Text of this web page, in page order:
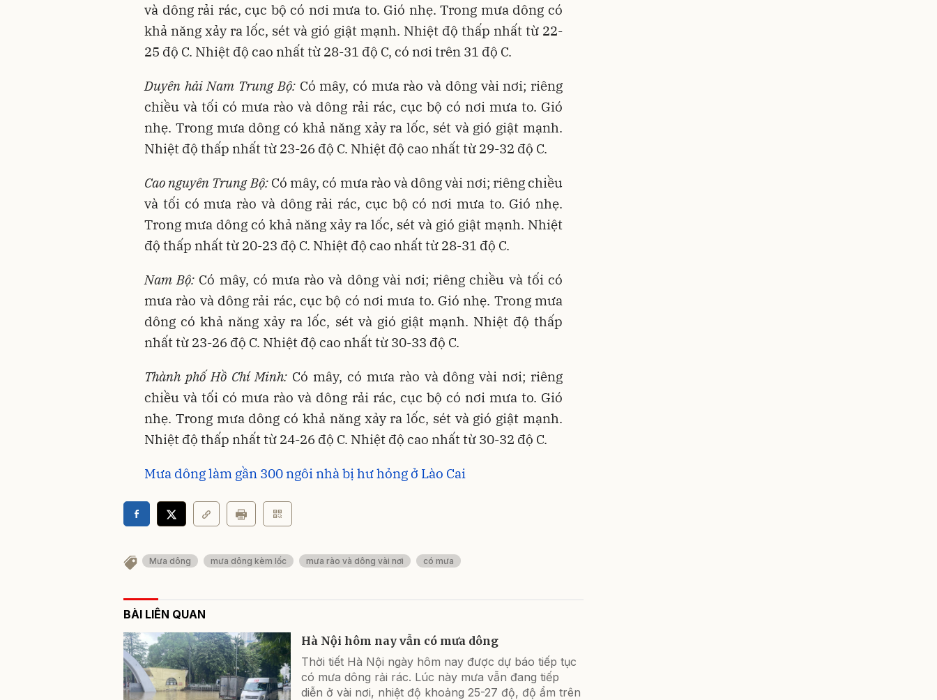
và dông rải rác, cục bộ có nơi mưa to. Gió nhẹ. Trong mưa dông có
khả năng xảy ra lốc, sét và gió giật mạnh. Nhiệt độ thấp nhất từ 22-
25 độ C. Nhiệt độ cao nhất từ 28-31 độ C, có nơi trên 31 độ C.
Duyên hải Nam Trung Bộ:Có mây, có mưa rào và dông vài nơi; riêng
chiều và tối có mưa rào và dông rải rác, cục bộ có nơi mưa to. Gió
nhẹ. Trong mưa dông có khả năng xảy ra lốc, sét và gió giật mạnh.
Nhiệt độ thấp nhất từ 23-26 độ C. Nhiệt độ cao nhất từ 29-32 độ C.
Cao nguyên Trung Bộ:Có mây, có mưa rào và dông vài nơi; riêng chiều
và tối có mưa rào và dông rải rác, cục bộ có nơi mưa to. Gió nhẹ.
Trong mưa dông có khả năng xảy ra lốc, sét và gió giật mạnh. Nhiệt
độ thấp nhất từ 20-23 độ C. Nhiệt độ cao nhất từ 28-31 độ C.
Nam Bộ: Có mây, có mưa rào và dông vài nơi; riêng chiều và tối có
mưa rào và dông rải rác, cục bộ có nơi mưa to. Gió nhẹ. Trong mưa
dông có khả năng xảy ra lốc, sét và gió giật mạnh. Nhiệt độ thấp
nhất từ 23-26 độ C. Nhiệt độ cao nhất từ 30-33 độ C.
Thành phố Hồ Chí Minh: Có mây, có mưa rào và dông vài nơi; riêng
chiều và tối có mưa rào và dông rải rác, cục bộ có nơi mưa to. Gió
nhẹ. Trong mưa dông có khả năng xảy ra lốc, sét và gió giật mạnh.
Nhiệt độ thấp nhất từ 24-26 độ C. Nhiệt độ cao nhất từ 30-32 độ C.
Mưa dông làm gần 300 ngôi nhà bị hư hỏng ở Lào Cai
Mưa dông mưa dông kèm lốc mưa rào và dông vài nơi có mưa
BÀI LIÊN QUAN
Hà Nội hôm nay vẫn có mưa dông
Thời tiết Hà Nội ngày hôm nay được dự báo tiếp tục
có mưa dông rải rác. Lúc này mưa vẫn đang tiếp
diễn ở vài nơi, nhiệt độ khoảng 25-27 độ, độ ẩm trên